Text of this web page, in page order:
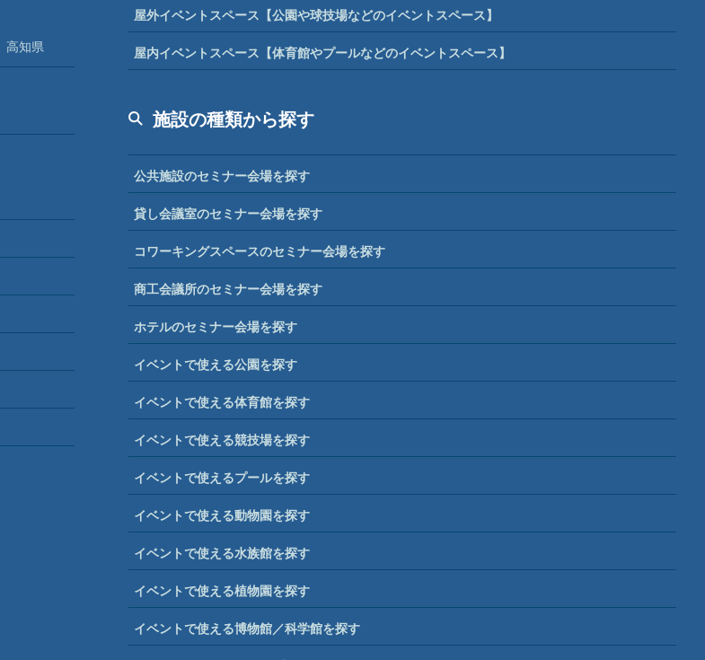
高知県
屋外イベントスペース【公園や球技場などのイベントスペース】
屋内イベントスペース【体育館やプールなどのイベントスペース】
施設の種類から探す
公共施設のセミナー会場を探す
貸し会議室のセミナー会場を探す
コワーキングスペースのセミナー会場を探す
商工会議所のセミナー会場を探す
ホテルのセミナー会場を探す
イベントで使える公園を探す
イベントで使える体育館を探す
イベントで使える競技場を探す
イベントで使えるプールを探す
イベントで使える動物園を探す
イベントで使える水族館を探す
イベントで使える植物園を探す
イベントで使える博物館／科学館を探す